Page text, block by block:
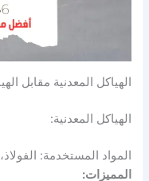
الهياكل المعدنية مقابل
الهياكل المعدنية:
المواد المستخدمة:
المميزات: